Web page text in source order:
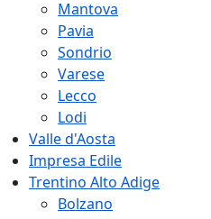
Mantova
Pavia
Sondrio
Varese
Lecco
Lodi
Valle d'Aosta
Impresa Edile
Trentino Alto Adige
Bolzano